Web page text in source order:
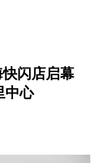
闪店启幕
中心